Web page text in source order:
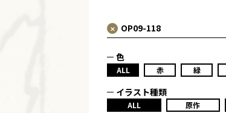
色
ALL 赤 緑
イラスト種類
ALL 原作